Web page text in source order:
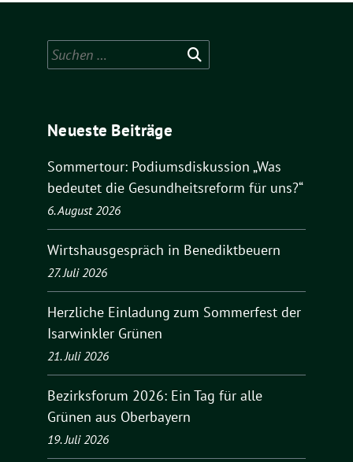
Suchen
nach:
Neueste Beiträge
Sommertour: Podiumsdiskussion „Was
bedeutet die Gesundheitsreform für uns?“
6. August 2026
Wirtshausgespräch in Benediktbeuern
27. Juli 2026
Herzliche Einladung zum Sommerfest der
Isarwinkler Grünen
21. Juli 2026
Bezirksforum 2026: Ein Tag für alle
Grünen aus Oberbayern
19. Juli 2026